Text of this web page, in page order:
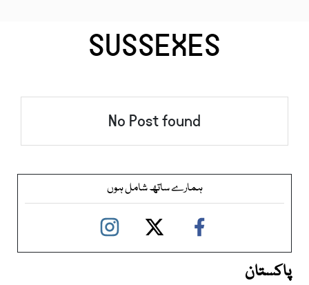
SUSSEXES
No Post found
ہمارے ساتھ شامل ہوں
پاکستان